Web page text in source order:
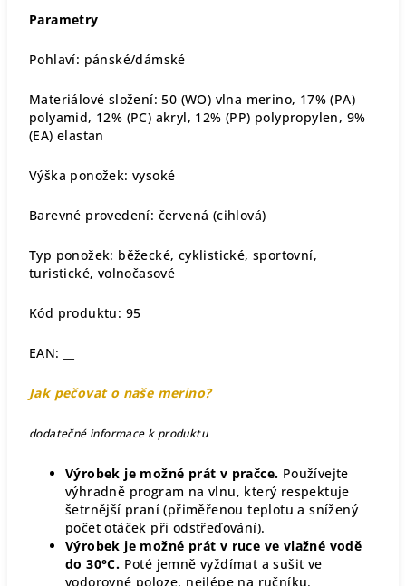
Parametry
Pohlaví: pánské/dámské
Materiálové složení: 50 (WO) vlna merino, 17% (PA)
polyamid, 12% (PC) akryl, 12% (PP) polypropylen, 9%
(EA) elastan
Výška ponožek: vysoké
Barevné provedení: červená (cihlová)
Typ ponožek: běžecké, cyklistické, sportovní,
turistické, volnočasové
Kód produktu: 95
EAN: __
Jak pečovat o naše merino?
dodatečné informace k produktu
Výrobek je možné prát v pračce. Používejte
výhradně program na vlnu, který respektuje
šetrnější praní (přiměřenou teplotu a snížený
počet otáček při odstřeďování).
Výrobek je možné prát v ruce ve vlažné vodě
do 30°C. Poté jemně vyždímat a sušit ve
vodorovné poloze, nejlépe na ručníku.